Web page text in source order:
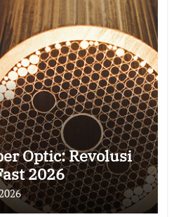
Optic: Revolusi
2026